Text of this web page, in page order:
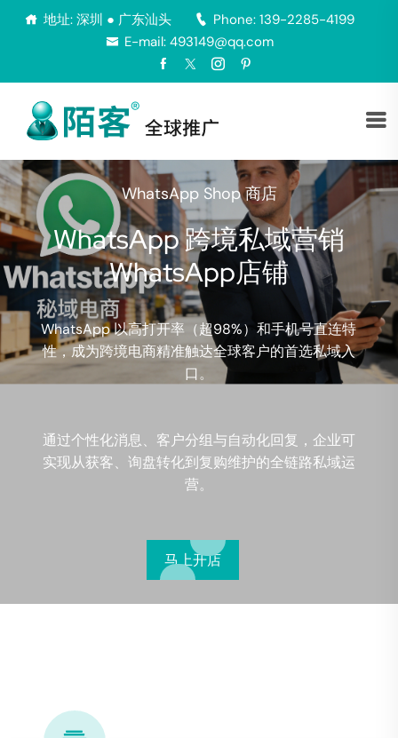
地址: 深圳 ● 广东汕头
Phone: 139-2285-4199
E-mail: 493149@qq.com
WhatsApp Shop 商店
WhatsApp 跨境私域营销
‌WhatsApp店铺
WhatsApp 以高打开率（超98%）和手机号直连特
性，成为跨境电商精准触达全球客户的首选私域入
口。
通过个性化消息、客户分组与自动化回复，企业可
实现从获客、询盘转化到复购维护的全链路私域运
营‌。
马上开店